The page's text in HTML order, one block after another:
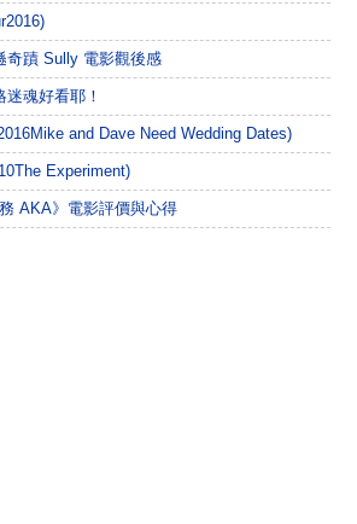
奇蹟 Sully 電影觀後感
魂好看耶！
and Dave Need Wedding Dates)
Experiment)
AKA》電影評價與心得